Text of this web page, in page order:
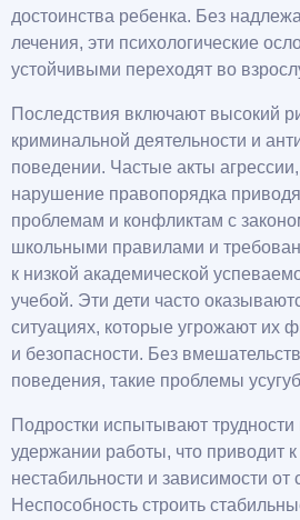
достоинства ребенка. Без
лечения, эти психологические
устойчивыми переходят во
Последствия включают высокий
криминальной деятельности и
поведении. Частые акты
нарушение правопорядка
проблемам и конфликтам с
школьными правилами и
к низкой академической
учебой. Эти дети часто
ситуациях, которые угрожают их
и безопасности. Без
поведения, такие проблемы
Подростки испытывают
удержании работы, что приводит
нестабильности и зависимости
Неспособность строить